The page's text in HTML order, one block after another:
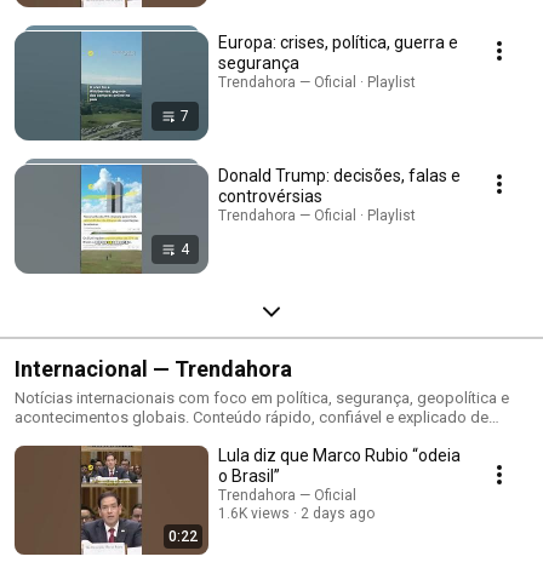
7
Europa: crises, política, guerra e
segurança
Trendahora — Oficial · Playlist
4
Donald Trump: decisões, falas e
controvérsias
Trendahora — Oficial · Playlist
Internacional — Trendahora
Notícias internacionais com foco em política, segurança, geopolítica e
acontecimentos globais. Conteúdo rápido, confiável e explicado de
0:22
Lula diz que Marco Rubio “odeia
o Brasil”
Trendahora — Oficial
1.6K views
2 days ago